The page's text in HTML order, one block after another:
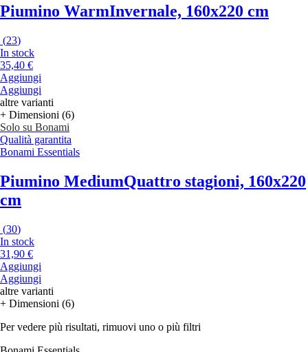
Piumino WarmInvernale, 160x220 cm
(23)
In stock
35,40 €
Aggiungi
Aggiungi
altre varianti
+ Dimensioni (6)
Solo su Bonami
Qualità garantita
Bonami Essentials
Piumino MediumQuattro stagioni, 160x220
cm
(30)
In stock
31,90 €
Aggiungi
Aggiungi
altre varianti
+ Dimensioni (6)
Per vedere più risultati, rimuovi uno o più filtri